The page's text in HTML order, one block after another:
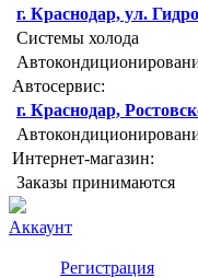
г. Краснодар, ул.
Системы холода
Автосервис:
г. Краснодар,
Интернет-магазин:
Заказы принимаются
Аккаунт
Регистрация